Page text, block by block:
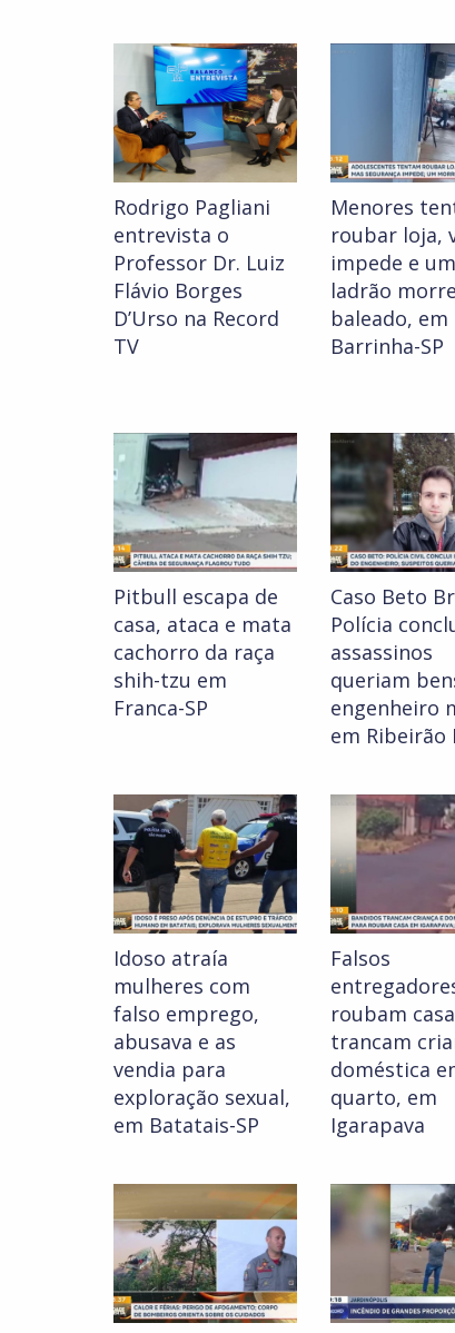
Rodrigo Pagliani
entrevista o
Professor Dr. Luiz
Flávio Borges
D’Urso na Record
TV
Menores
roubar loja,
impede e um
ladrão morre
baleado, em
Barrinha-SP
Pitbull escapa de
casa, ataca e mata
cachorro da raça
shih-tzu em
Franca-SP
Caso Beto
Polícia
assassinos
queriam
engenheiro
em Ribeirão
Idoso atraía
mulheres com
falso emprego,
abusava e as
vendia para
exploração sexual,
em Batatais-SP
Falsos
roubam
trancam
doméstica
quarto, em
Igarapava